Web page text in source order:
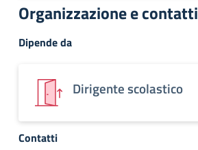
Organizzazione e contatti
Dipende da
Dirigente scolastico
Contatti